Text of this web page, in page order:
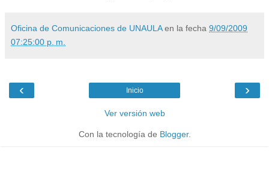
Oficina de Comunicaciones de UNAULA en la fecha 9/09/2009
07:25:00 p. m.
‹ ›
Inicio
Ver versión web
Con la tecnología de Blogger.